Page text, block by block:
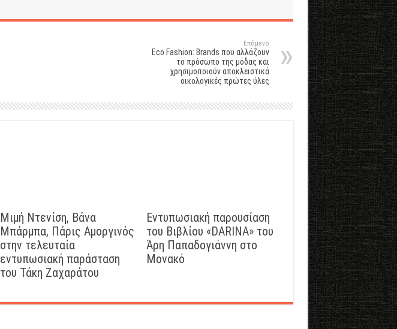
Επόμενο
Eco Fashion: Brands που αλλάζουν
το πρόσωπο της μόδας και
χρησιμοποιούν αποκλειστικά
οικολογικές πρώτες ύλες
Μιμή Ντενίση, Βάνα
Μπάρμπα, Πάρις Αμοργινός
στην τελευταία
εντυπωσιακή παράσταση
του Τάκη Ζαχαράτου
Εντυπωσιακή παρουσίαση
του Βιβλίου «DARINA» του
Άρη Παπαδογιάννη στο
Μονακό